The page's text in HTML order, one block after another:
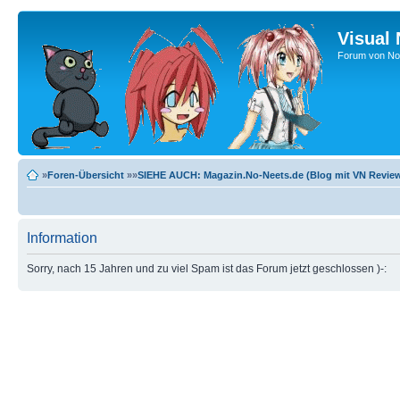
Visual
Forum von
»Foren-Übersicht »»SIEHE AUCH: Magazin.No-Neets.de (Blog mit VN
Information
Sorry, nach 15 Jahren und zu viel Spam ist das Forum jetzt geschlossen )-: